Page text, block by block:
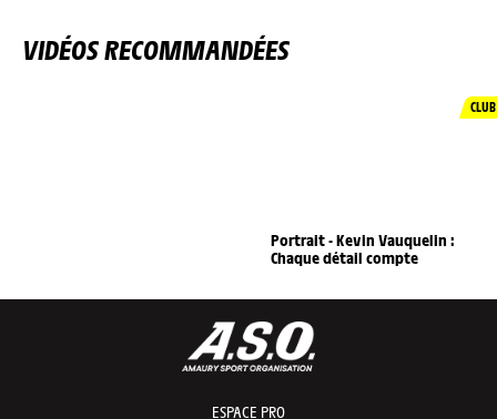
VIDÉOS RECOMMANDÉES
CLUB
Portrait - Kevin Vauquelin :
Chaque détail compte
ESPACE PRO